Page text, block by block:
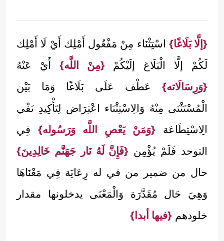
{إلَّا بَلَاغًا} اسْتِثْنَاء مِنْ مَفْعُول أَمْلِك أَيْ لَا أَمْلِك
لَكُمْ إلَّا الْبَلَاغ إلَيْكُمْ {مِنْ اللَّه} أَيْ عَنْهُ
{وَرِسَالَاته} عَطْف عَلَى بَلَاغًا وَمَا بَيْن
الْمُسْتَثْنَى مِنْهُ وَالِاسْتِثْنَاء اعْتِرَاض لِتَأْكِيدِ نَفْي
الِاسْتِطَاعَة {وَمَنْ يَعْصِ اللَّه وَرَسُوله} فِي
التوحد فَلَمْ يُؤْمِن {فَإِنَّ لَهُ نَار جَهَنَّم خَالِدِينَ}
حال من ضمير من في له رِعَايَة فِي مَعْنَاهَا
وَهِيَ حَال مُقَدَّرَة وَالْمَعْنَى يدخلونها مقدار
خلودهم {فيها أبدا}